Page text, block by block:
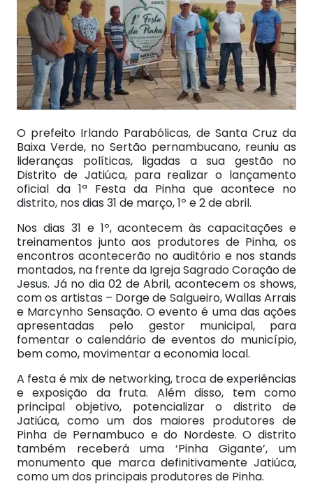
O prefeito Irlando Parabólicas, de Santa Cruz da
Baixa Verde, no Sertão pernambucano, reuniu as
lideranças políticas, ligadas a sua gestão no
Distrito de Jatiúca, para realizar o lançamento
oficial da 1ª Festa da Pinha que acontece no
distrito, nos dias 31 de março, 1º e 2 de abril.
Nos dias 31 e 1º, acontecem às capacitações e
treinamentos junto aos produtores de Pinha, os
encontros acontecerão no auditório e nos stands
montados, na frente da Igreja Sagrado Coração de
Jesus. Já no dia 02 de Abril, acontecem os shows,
com os artistas – Dorge de Salgueiro, Wallas Arrais
e Marcynho Sensação. O evento é uma das ações
apresentadas pelo gestor municipal, para
fomentar o calendário de eventos do município,
bem como, movimentar a economia local.
A festa é mix de networking, troca de experiências
e exposição da fruta. Além disso, tem como
principal objetivo, potencializar o distrito de
Jatiúca, como um dos maiores produtores de
Pinha de Pernambuco e do Nordeste. O distrito
também receberá uma ‘Pinha Gigante’, um
monumento que marca definitivamente Jatiúca,
como um dos principais produtores de Pinha.